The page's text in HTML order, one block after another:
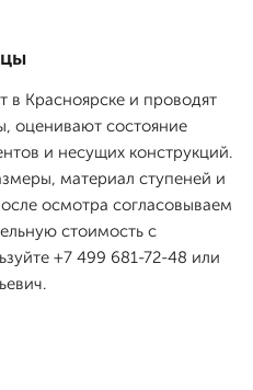
Красноярске и проводят
оценивают состояние
и несущих конструкций.
материал ступеней и
осмотра согласовываем
стоимость с
+7 499 681-72-48 или